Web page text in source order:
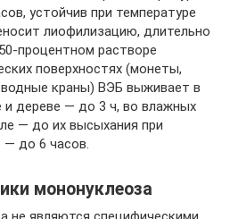
устойчив при температуре
лиофилизацию, длительно
процентном растворе
поверхностях (монеты,
краны) ВЭБ выживает в
и дереве — до 3 ч, во влажных
— до их высыхания при
до 6 часов.
мононуклеоза